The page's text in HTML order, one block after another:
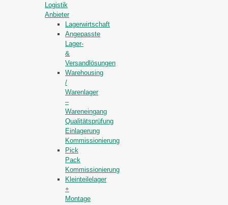
Logistik
Anbieter
Lagerwirtschaft
Angepasste
Lager-
&
Versandlösungen
Warehousing
/
Warenlager
–
Wareneingang
Qualitätsprüfung
Einlagerung
Kommissionierung
Pick
Pack
Kommissionierung
Kleinteilelager
+
Montage